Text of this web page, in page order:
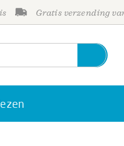
Gratis verzending